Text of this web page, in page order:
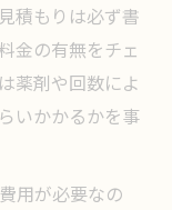
積もりは必ず書
金の有無をチェ
薬剤や回数によ
いかかるかを事
用が必要なの